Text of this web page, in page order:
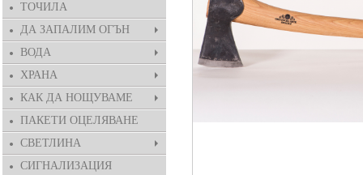
ТОЧИЛА
ДА ЗАПАЛИМ ОГЪН
ВОДА
ХРАНА
КАК ДА НОЩУВАМЕ
ПАКЕТИ ОЦЕЛЯВАНЕ
СВЕТЛИНА
СИГНАЛИЗАЦИЯ